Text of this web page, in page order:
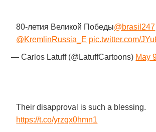
80-летия Великой Победы@brasil247
@KremlinRussia_E pic.twitter.com/
— Carlos Latuff (@LatuffCartoons) May
Their disapproval is such a blessing.
https://t.co/yrzqx0hmn1